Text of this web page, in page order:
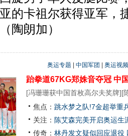
的卡祖尔获得亚军，
陶朗加）
奥运专题 中国军团 奥运视频
跆拳道67KG郑姝音夺冠 中
[冯珊珊获中国首枚高尔夫奖牌][
焦点： 跳水梦之队!7金超举重
关注： 陈艾森完美开启奥运
传奇： 林丹发文疑似回应退役